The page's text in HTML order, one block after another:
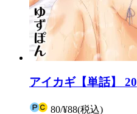
アイカギ【単話】 20
80/¥88(税込)